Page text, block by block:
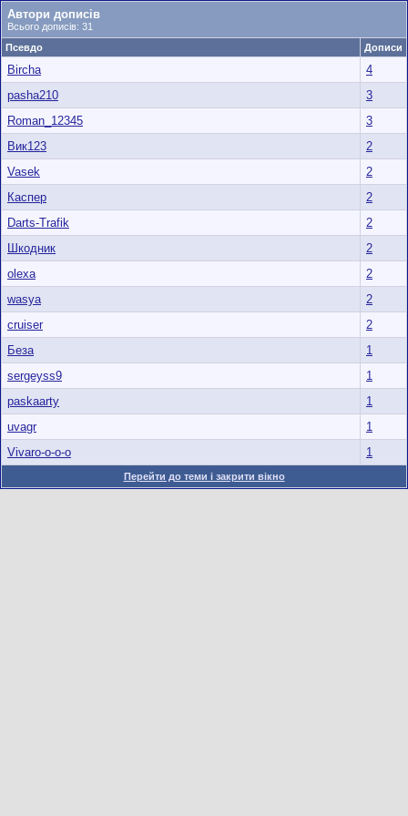
Автори дописів
Всього дописів: 31
Псевдо
Дописи
Bircha
4
pasha210
3
Roman_12345
3
Вик123
2
Vasek
2
Каспер
2
Darts-Trafik
2
Шкодник
2
olexa
2
wasya
2
cruiser
2
Беза
1
sergeyss9
1
paskaarty
1
uvagr
1
Vivaro-o-o-o
1
Перейти до теми і закрити вікно